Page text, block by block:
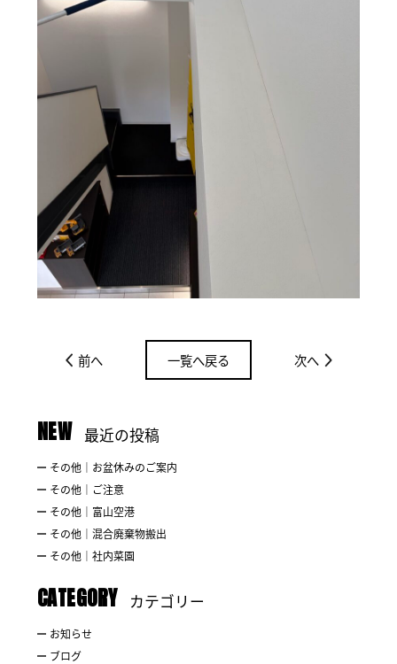
前へ 一覧へ戻る 次へ
NEW 最近の投稿
その他｜お盆休みのご案内
その他｜ご注意
その他｜富山空港
その他｜混合廃棄物搬出
その他｜社内菜園
CATEGORY カテゴリー
お知らせ
ブログ